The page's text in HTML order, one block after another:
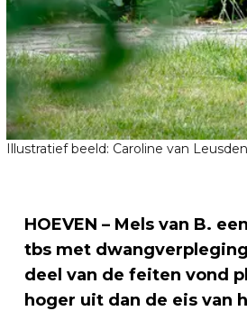
Illustratief beeld: Caroline van
HOEVEN – Mels van B.
tbs met
deel van de feiten vond
hoger uit dan de eis van